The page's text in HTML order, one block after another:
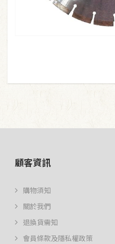
顧客資訊
購物須知
關於我們
退換貨需知
會員條款及隱私權政策